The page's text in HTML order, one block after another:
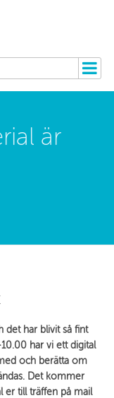
är
det har blivit så fint
har vi ett digital
och berätta om
Det kommer
er till träffen på mail